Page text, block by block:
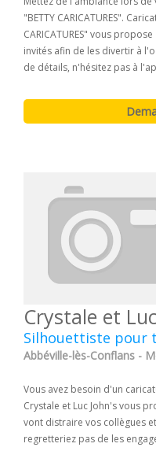
"BETTY CARICATURES".
CARICATURES" vous
invités afin de les divertir à
de détails, n'hésitez pas à
Crystale et
Silhouettiste pour
Abbéville-lès-Conflans -
Vous avez besoin d'un
Crystale et Luc John's vous
vont distraire vos collègues
regretteriez pas de les